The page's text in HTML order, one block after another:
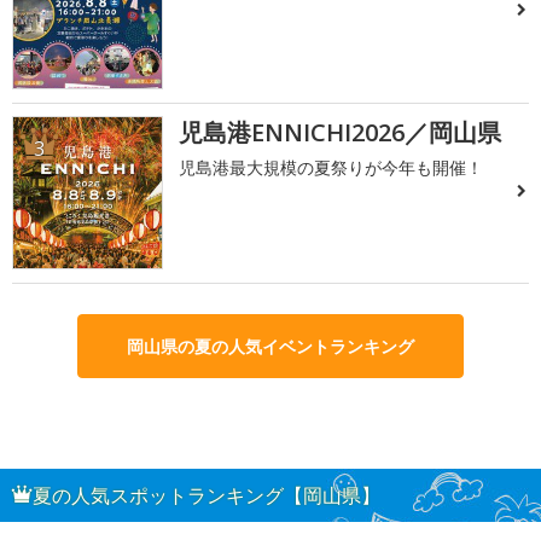
3 児島港ENNICHI2026／岡山県
児島港最大規模の夏祭りが今年も開催！
岡山県の夏の人気イベントランキング
夏の人気スポットランキング【岡山県】